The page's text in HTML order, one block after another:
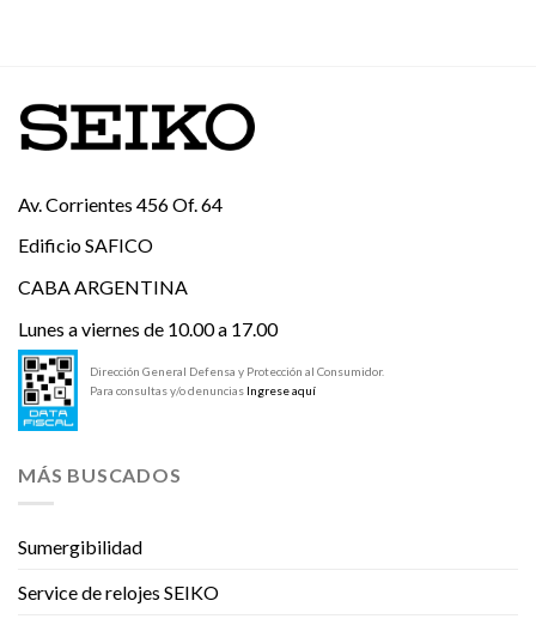
Av. Corrientes 456 Of. 64
Edificio SAFICO
CABA ARGENTINA
Lunes a viernes de 10.00 a 17.00
Dirección General Defensa y Protección al Consumidor.
Para consultas y/o denuncias Ingrese aquí
MÁS BUSCADOS
Sumergibilidad
Service de relojes SEIKO